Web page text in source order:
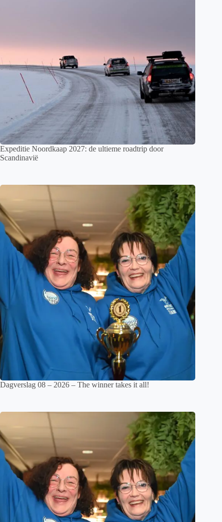
Expeditie Noordkaap 2027: de ultieme roadtrip door
Scandinavië
Dagverslag 08 – 2026 – The winner takes it all!